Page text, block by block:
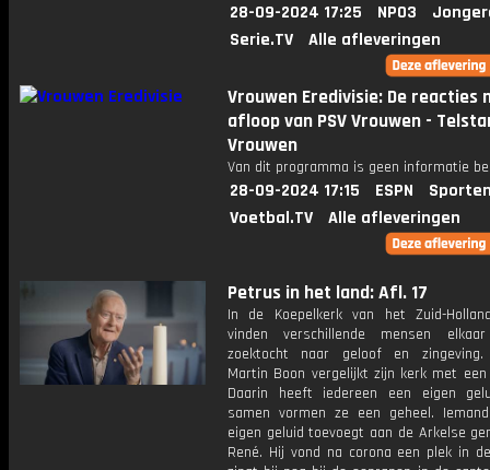
28-09-2024 17:25 NPO3
Serie.TV
Alle afleveringen
Vrouwen Eredivisie: De reacties
afloop van PSV Vrouwen -
Vrouwen
Van dit programma is geen informatie
28-09-2024 17:15 ESPN
Voetbal.TV
Alle afleveringen
Petrus in het land: Afl. 17
In de Koepelkerk van het Zuid-
vinden verschillende mensen
zoektocht naar geloof en zingeving.
Martin Boon vergelijkt zijn kerk met een
Daarin heeft iedereen een eigen
samen vormen ze een geheel.
eigen geluid toevoegt aan de Arkelse
René. Hij vond na corona een plek in